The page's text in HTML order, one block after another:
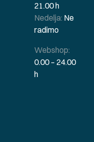
21.00 h
Nedelja: Ne
radimo
Webshop:
0.00 – 24.00
h